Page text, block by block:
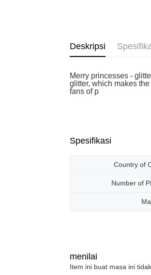
Deskripsi
Merry princesses -
glitter, which makes
fans of p
Spesifikasi
Country of
Number of
menilai
Item ini buat masa ini